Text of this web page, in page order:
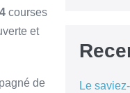
4 courses
et
de
Le